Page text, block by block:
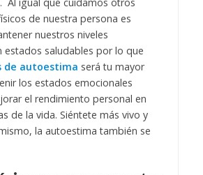
de nuestra persona es
nuestros niveles
estados saludables por lo que
de autoestima será tu mayor
los estados emocionales
el rendimiento personal en
de la vida. Siéntete más vivo y
la autoestima también se